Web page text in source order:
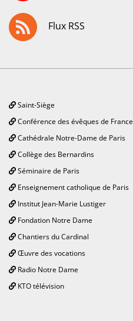
Flux RSS
Saint-Siège
Conférence des évêques de France
Cathédrale Notre-Dame de Paris
Collège des Bernardins
Séminaire de Paris
Enseignement catholique de Paris
Institut Jean-Marie Lustiger
Fondation Notre Dame
Chantiers du Cardinal
Œuvre des vocations
Radio Notre Dame
KTO télévision